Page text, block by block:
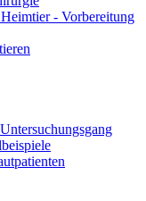
- Vorbereitung